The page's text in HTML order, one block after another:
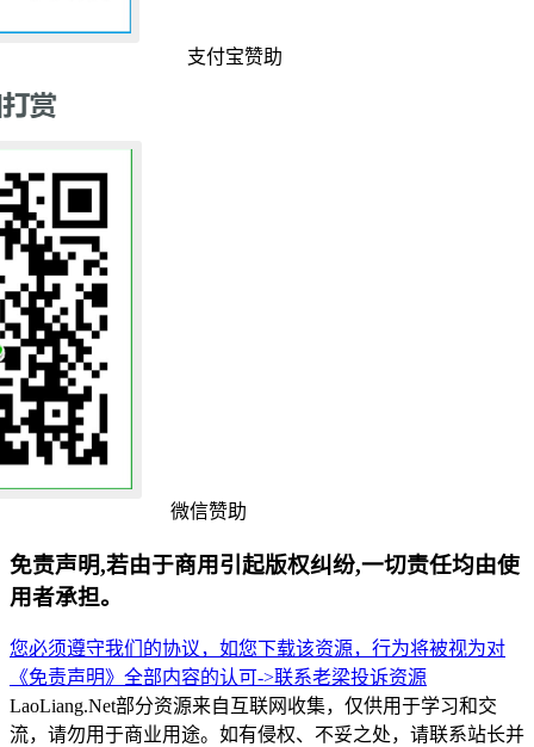
支付宝赞助
微信赞助
免责声明,若由于商用引起版权纠纷,一切责任均由使
用者承担。
您必须遵守我们的协议，如您下载该资源，行为将被视为对
《免责声明》全部内容的认可->联系老梁投诉资源
LaoLiang.Net部分资源来自互联网收集，仅供用于学习和交
流，请勿用于商业用途。如有侵权、不妥之处，请联系站长并